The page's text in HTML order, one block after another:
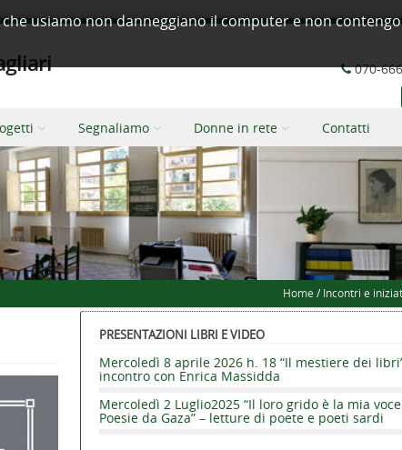
070-
Segnaliamo Donne in rete Contatti
Home /Incontri e
PRESENTAZIONI LIBRI E VIDEO
Mercoledì 8 aprile 2026 h. 18 “Il mestiere dei
incontro con Enrica Massidda
Mercoledì 2 Luglio2025 “Il loro grido è la mia
Poesie da Gaza” – letture di poete e poeti sardi
usiamo non danneggiano il computer e non